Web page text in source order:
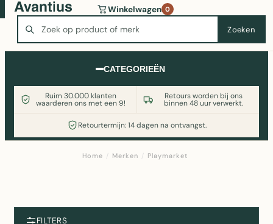
Zoeken
Winkelwagen 0
CATEGORIEËN
Ruim 30.000 klanten
waarderen ons met een 9!
Retours worden bij ons
binnen 48 uur verwerkt.
Retourtermijn: 14 dagen na ontvangst.
Wasmachine of koelkast nodig? Vergelijk alle prijzen op
Witgoedaanbod.nl
Home / Merken / Playmarket
FILTERS